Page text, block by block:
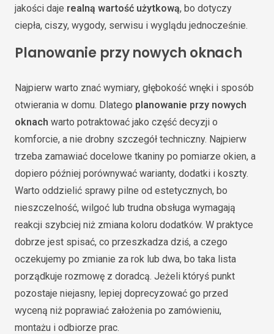
jakości daje realną wartość użytkową, bo dotyczy
ciepła, ciszy, wygody, serwisu i wyglądu jednocześnie.
Planowanie przy nowych oknach
Najpierw warto znać wymiary, głębokość wnęki i sposób
otwierania w domu. Dlatego planowanie przy nowych
oknach warto potraktować jako część decyzji o
komforcie, a nie drobny szczegół techniczny. Najpierw
trzeba zamawiać docelowe tkaniny po pomiarze okien, a
dopiero później porównywać warianty, dodatki i koszty.
Warto oddzielić sprawy pilne od estetycznych, bo
nieszczelność, wilgoć lub trudna obsługa wymagają
reakcji szybciej niż zmiana koloru dodatków. W praktyce
dobrze jest spisać, co przeszkadza dziś, a czego
oczekujemy po zmianie za rok lub dwa, bo taka lista
porządkuje rozmowę z doradcą. Jeżeli któryś punkt
pozostaje niejasny, lepiej doprecyzować go przed
wyceną niż poprawiać założenia po zamówieniu,
montażu i odbiorze prac.